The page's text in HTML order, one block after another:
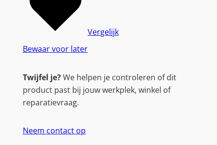
Bewaar voor later
Vergelijk
Twijfel je?We helpen je controleren of dit
product past bij jouw werkplek, winkel of
reparatievraag.
Neem contact op